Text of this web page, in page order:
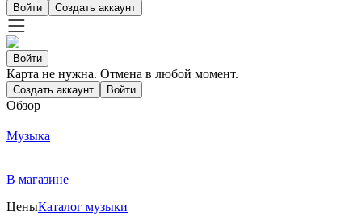
Войти Создать аккаунт
Войти
Карта не нужна. Отмена в любой момент.
Создать аккаунт Войти
Обзор
Музыка
В магазине
ЦеныКаталог музыки